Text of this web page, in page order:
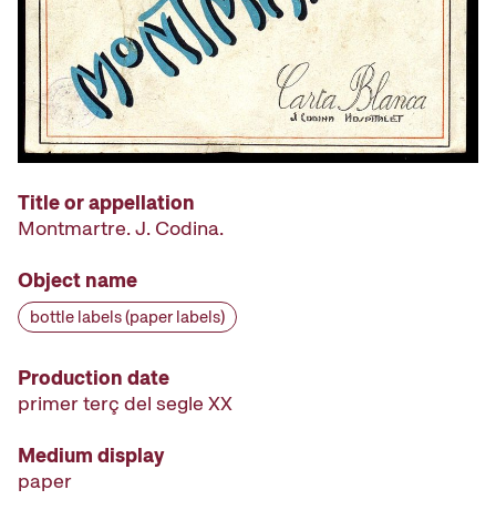
Title or appellation
Montmartre. J. Codina.
Object name
bottle labels (paper labels)
Production date
primer terç del segle XX
Medium display
paper